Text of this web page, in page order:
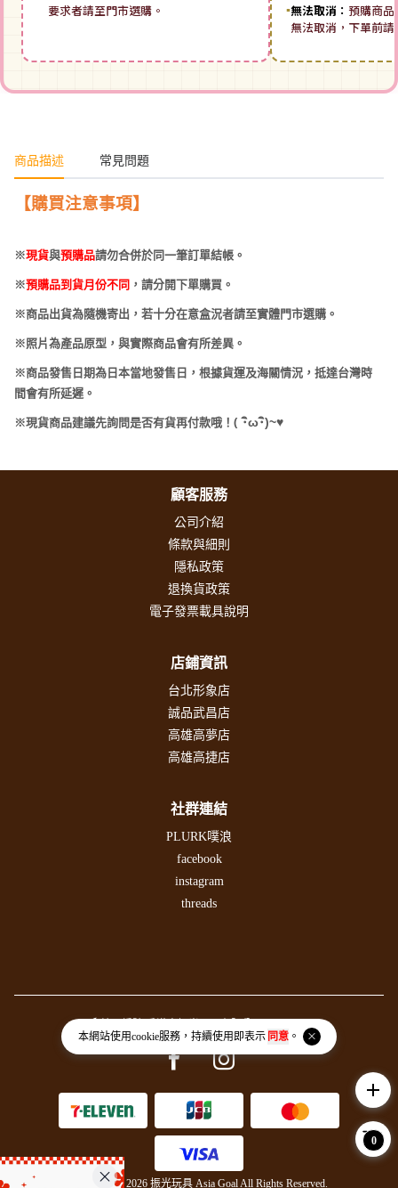
本網站使用cookie服務，持續使用即表示 同意。
要求者請至門市選購。
▪無法取消： 預購商品
無法取消，下單前
商品描述 常見問題
【購買注意事項】
※現貨與預購品請勿合併於同一筆訂單結帳。
※預購品到貨月份不同 ，請分開下單購買。
※商品出貨為隨機寄出，若十分在意盒況者請至實體門市選購。
※照片為產品原型，與實際商品會有所差異。
※商品發售日期為日本當地發售日，根據貨運及海關情況，抵達台灣時
間會有所延遲。
※現貨商品建議先詢問是否有貨再付款哦！ (･ω･)~♥
顧客服務
公司介紹
條款與細則
隱私政策
退換貨政策
電子發票載具說明
店鋪資訊
台北形象店
誠品武昌店
高雄高夢店
高雄高捷店
社群連結
PLURK噗浪
facebook
instagram
threads
Facebook pageInstagram page
Copyright © 2026 振光玩具 Asia Goal All Rights Reserved.
add
0